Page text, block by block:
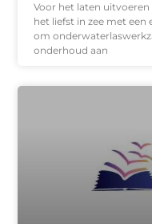
Voor het laten
het liefst in zee met een
om
onderhoud aan